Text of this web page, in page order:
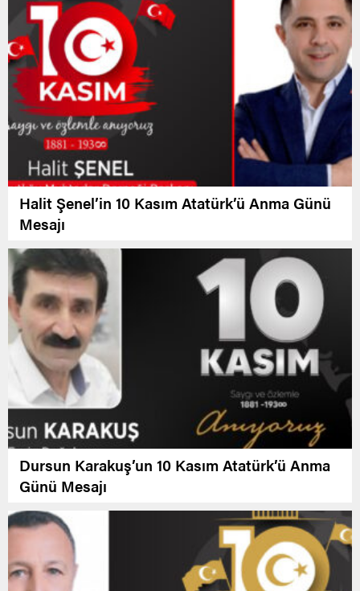
Halit Şenel’in 10 Kasım Atatürk’ü Anma Günü
Mesajı
Dursun Karakuş’un 10 Kasım Atatürk’ü Anma
Günü Mesajı